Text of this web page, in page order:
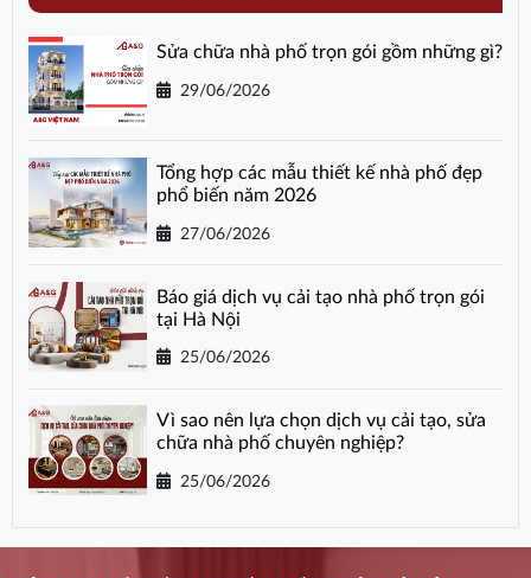
Sửa chữa nhà phố trọn gói gồm những gì?
29/06/2026
Tổng hợp các mẫu thiết kế nhà phố đẹp
phổ biến năm 2026
27/06/2026
Báo giá dịch vụ cải tạo nhà phố trọn gói
tại Hà Nội
25/06/2026
Vì sao nên lựa chọn dịch vụ cải tạo, sửa
chữa nhà phố chuyên nghiệp?
25/06/2026